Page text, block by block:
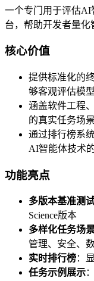
一个专门用于评估AI
台，帮助开发者量化
核心价值
提供标准化的
够客观评估模
涵盖软件工程
的真实任务场景
通过排行榜系
AI智能体技术
功能亮点
多版本基准测
Science版本
多样化任务场
管理、安全、
实时排行榜：
任务示例展示